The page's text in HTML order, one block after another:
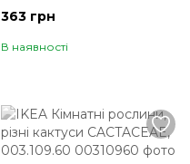
363 грн
В наявності